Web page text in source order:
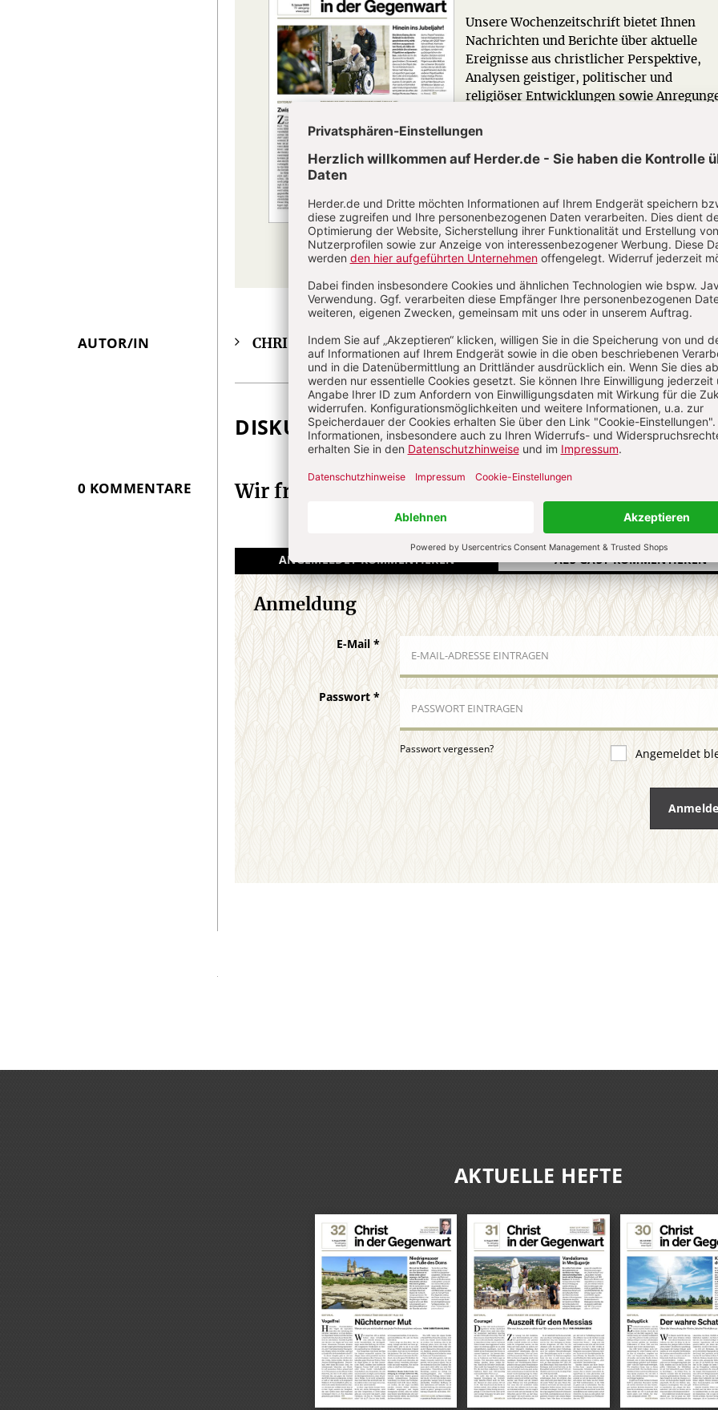
Unsere Wochenzeitschrift bietet Ihnen
Nachrichten und Berichte über aktuelle
Ereignisse aus christlicher Perspektive,
Analysen geistiger, politischer und
religiöser Entwicklungen sowie
Zum Kennenlernen: 4 Wochen gratis
Jetzt gratis testen
Überschrift
AUTOR/IN CHRIST IN DER GEGENWART Die Redaktion.
DISKUSSION
0 KOMMENTARE Wir freuen uns über Ihren Kommentar
ANGEMELDET KOMMENTIEREN ALS GAST KOMMENTIEREN
Anmeldung
E-Mail *
Passwort*
Passwort vergessen? Angemeldet
AKTUELLE HEFTE